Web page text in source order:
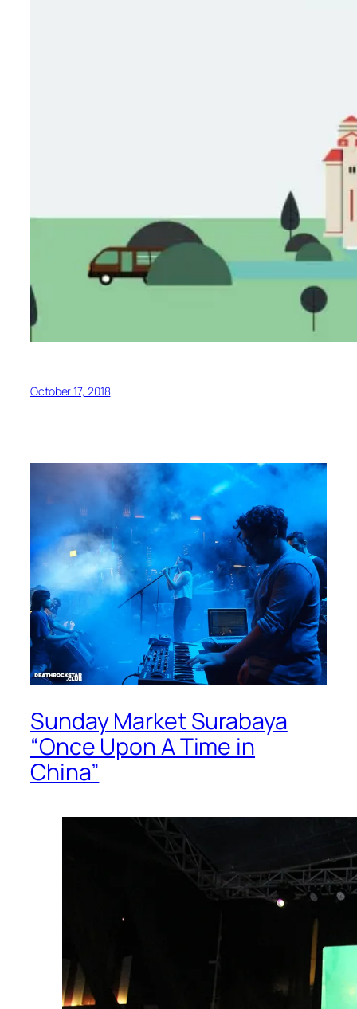
October 17, 2018
Sunday Market Surabaya
“Once Upon A Time in
China”